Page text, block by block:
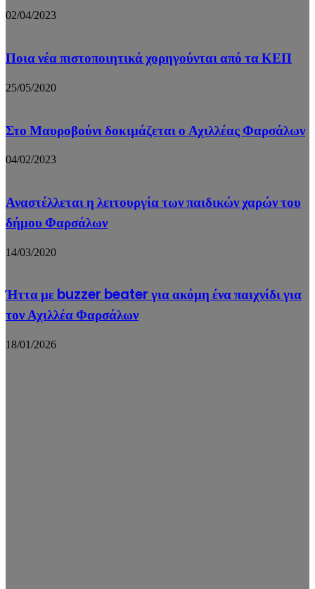
02/04/2023
Ποια νέα πιστοποιητικά χορηγούνται από τα ΚΕΠ
25/05/2020
Στο Μαυροβούνι δοκιμάζεται ο Αχιλλέας Φαρσάλων
04/02/2023
Αναστέλλεται η λειτουργία των παιδικών χαρών του
δήμου Φαρσάλων
14/03/2020
Ήττα με buzzer beater για ακόμη ένα παιχνίδι για
τον Αχιλλέα Φαρσάλων
18/01/2026